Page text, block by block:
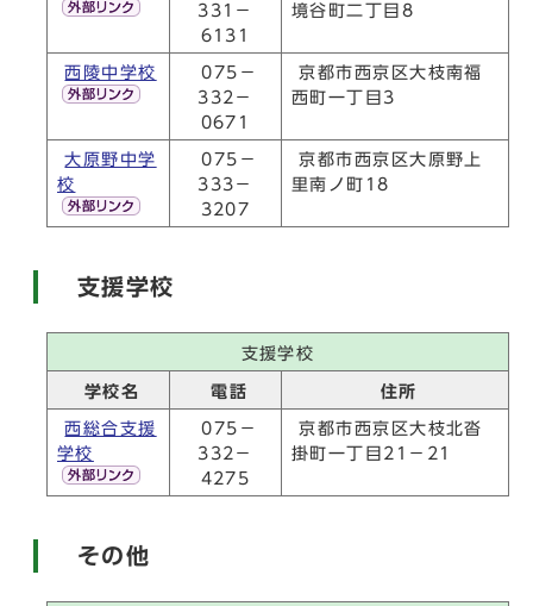
331－
6131
境谷町二丁目8
西陵中学校
075－
332－
0671
京都市西京区大枝南福
西町一丁目3
大原野中学
校
075－
333－
3207
京都市西京区大原野上
里南ノ町18
支援学校
支援学校
学校名 電話 住所
西総合支援
学校
075－
332－
4275
京都市西京区大枝北沓
掛町一丁目21－21
その他